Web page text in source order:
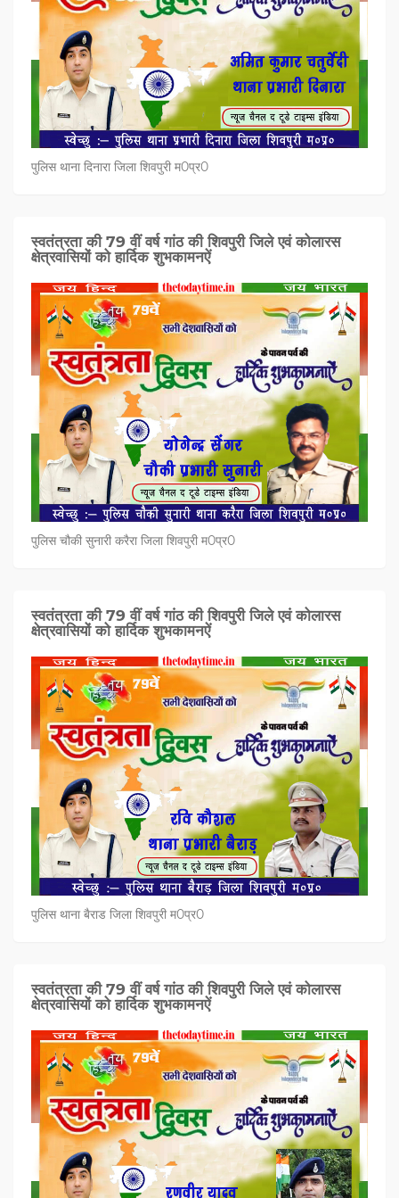
पुलिस थाना दिनारा जिला शिवपुरी म0प्र0
स्वतंत्रता की 79 वीं वर्ष गांठ की शिवपुरी जिले एवं कोलारस
क्षेत्रवासियों को हार्दिक शुभकामनऐं
पुलिस चौकी सुनारी करैरा जिला शिवपुरी म0प्र0
स्वतंत्रता की 79 वीं वर्ष गांठ की शिवपुरी जिले एवं कोलारस
क्षेत्रवासियों को हार्दिक शुभकामनऐं
पुलिस थाना बैराड जिला शिवपुरी म0प्र0
स्वतंत्रता की 79 वीं वर्ष गांठ की शिवपुरी जिले एवं कोलारस
क्षेत्रवासियों को हार्दिक शुभकामनऐं